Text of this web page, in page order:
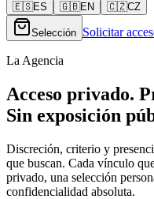
🇪🇸ES 🇬🇧EN 🇨🇿CZ
Selección Solicitar
La Agencia
Acceso privado.
Sin exposición
Discreción, criterio y
que buscan. Cada vínculo
privado, una selección
confidencialidad absoluta.